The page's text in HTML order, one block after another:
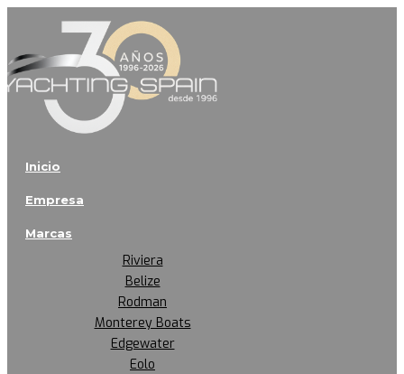
Inicio
Empresa
Marcas
Riviera
Belize
Rodman
Monterey Boats
Edgewater
Eolo